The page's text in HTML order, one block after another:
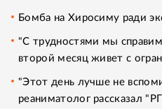
Бомба на Хиросиму ради
"С трудностями мы
второй месяц живет с
"Этот день лучше не
реаниматолог рассказал